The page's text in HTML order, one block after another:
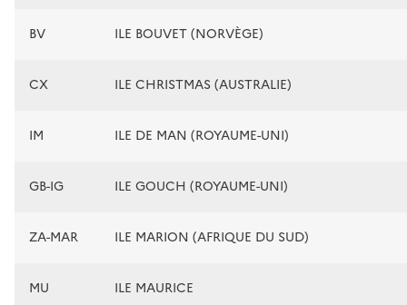
BV ILE BOUVET (NORVÈGE)
CX ILE CHRISTMAS (AUSTRALIE)
IM ILE DE MAN (ROYAUME-UNI)
GB-IG ILE GOUCH (ROYAUME-UNI)
ZA-MAR ILE MARION (AFRIQUE DU SUD)
MU ILE MAURICE